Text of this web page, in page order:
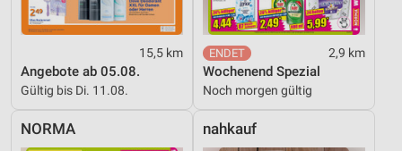
15,5 km
Angebote ab 05.08.
Gültig bis Di. 11.08.
2,9 km
Wochenend Spezial
Noch morgen gültig
NORMA nahkauf